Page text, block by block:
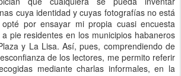
cuya identidad y cuyas fotografías no está
por ensayar mi propia cuasi encuesta
pie residentes en los municipios habaneros
y La Lisa. Así, pues, comprendiendo de
de los lectores, me permito referir
mediante charlas informales, en la